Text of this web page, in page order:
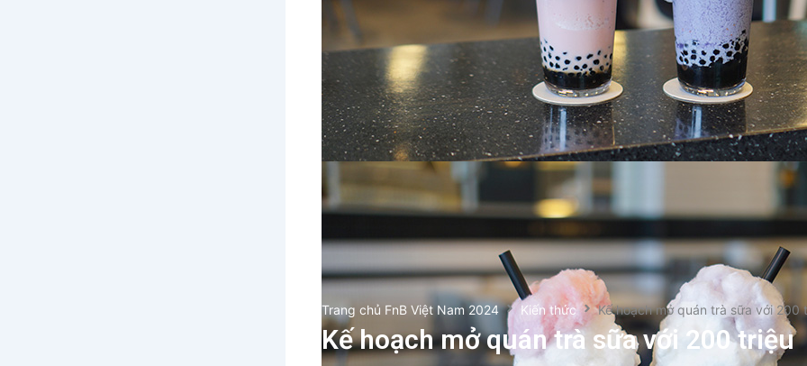
Trang chủ FnB Việt Nam 2024 Kiến thức Kế hoạch mở quán trà sữa với 200
Kế hoạch mở quán trà sữa với 200 triệu